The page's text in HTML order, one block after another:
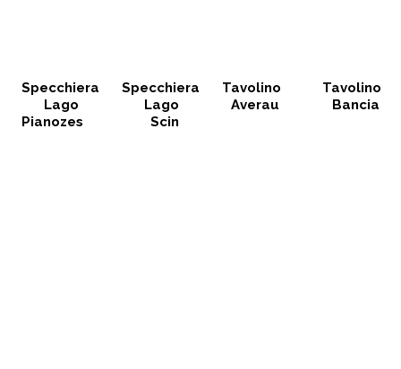
Specchiera
Lago
Pianozes
Specchiera
Lago
Scin
Tavolino
Averau
Tavolino
Bancia